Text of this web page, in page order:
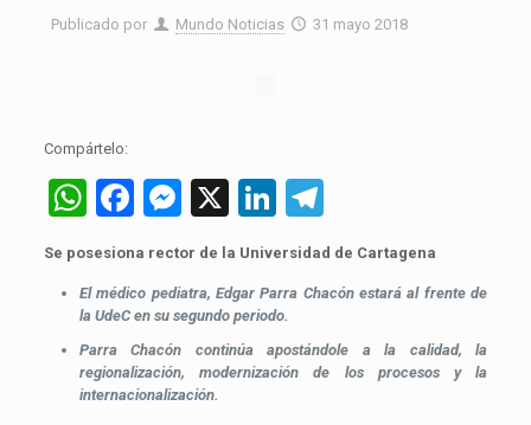
Publicado por Mundo Noticias 31 mayo 2018
Compártelo:
WhatsApp
Facebook
Messenger
X LinkedIn
Se posesiona rector de la Universidad de Cartagena
El médico pediatra, Edgar Parra Chacón estará al frente de
la UdeC en su segundo periodo.
Parra Chacón continúa apostándole a la calidad, la
regionalización, modernización de los procesos y la
internacionalización.